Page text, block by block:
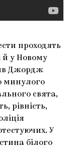
проходять
й у Новому
Джордж
минулого
свята,
рівність,
У
білого